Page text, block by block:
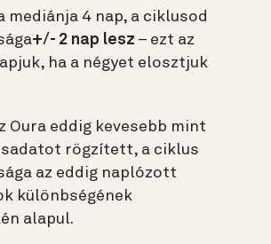
mediánja 4 nap, a ciklusod
+/- 2 nap lesz – ezt az
ha a négyet elosztjuk
Oura eddig kevesebb mint
rögzített, a ciklus
az eddig naplózott
különbségének
alapul.